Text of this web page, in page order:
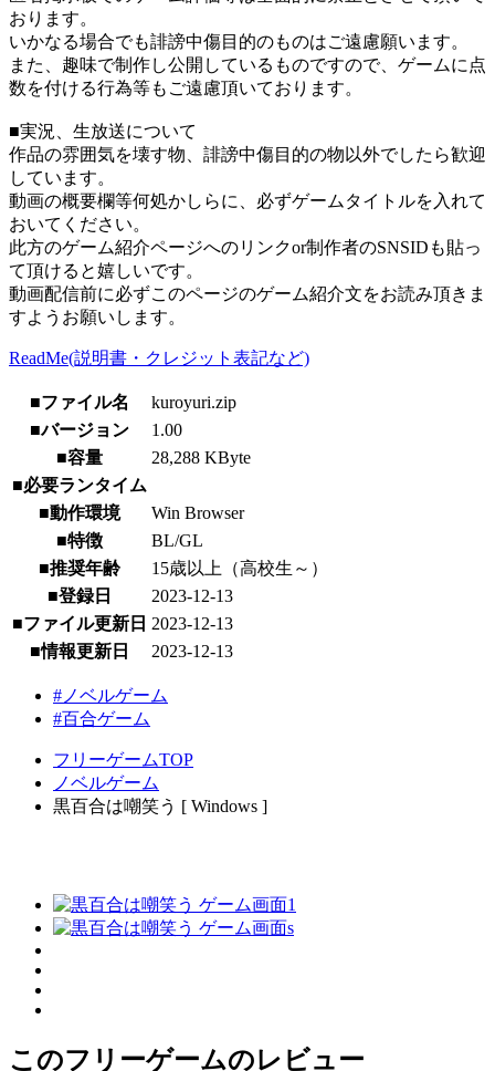
おります。
いかなる場合でも誹謗中傷目的のものはご遠慮願います。
また、趣味で制作し公開しているものですので、ゲームに点
数を付ける行為等もご遠慮頂いております。
■実況、生放送について
作品の雰囲気を壊す物、誹謗中傷目的の物以外でしたら歓迎
しています。
動画の概要欄等何処かしらに、必ずゲームタイトルを入れて
おいてください。
此方のゲーム紹介ページへのリンクor制作者のSNSIDも貼っ
て頂けると嬉しいです。
動画配信前に必ずこのページのゲーム紹介文をお読み頂きま
すようお願いします。
ReadMe(説明書・クレジット表記など)
■ファイル名
kuroyuri.zip
■バージョン
1.00
■容量
28,288 KByte
■必要ランタイム
■動作環境
Win Browser
■特徴
BL/GL
■推奨年齢
15歳以上（高校生～）
■登録日
2023-12-13
■ファイル更新日 2023-12-13
■情報更新日
2023-12-13
#ノベルゲーム
#百合ゲーム
フリーゲームTOP
ノベルゲーム
黒百合は嘲笑う [ Windows ]
このフリーゲームのレビュー